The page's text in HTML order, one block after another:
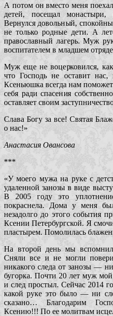
А потом он вместо меня
детей, посещал монастыри,
Вернулся довольный,
не только родные дети. А
православный лагерь. Муж
воспитателем в младшем
Муж еще не воцерковился,
что Господь не оставит
Ксеньюшка всегда нам
себя ради спасения
оставляет своим
Слава Богу за все! Святая
о нас!»
Анастасия Овансова
***
«У моего мужа на руке с
удаленной занозы в виде
В 2005 году это
покраснела. Дома у меня
незадолго до этого события
Ксении Петербургской. Я
пластырем. Помолилась
На второй день мы
Сняли все и не могли
никакого следа от занозы —
бугорка. Почти 20 лет муж
и след простыл. Сейчас 2014
какой руке это было — ни
сказано… Благодарим
Ксению!!! По ее молитвам